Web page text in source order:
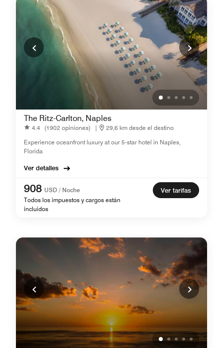
The Ritz-Carlton, Naples
4.4 (1902 opiniones) |
29,6 km desde el destino
Experience oceanfront luxury at our 5-star hotel in Naples,
Florida
Ver detalles
908 USD / Noche
Todos los impuestos y cargos están
incluidos
Ver tarifas